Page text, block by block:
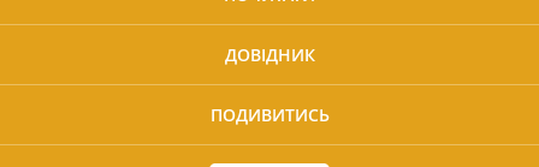
ДОВІДНИК
ПОДИВИТИСЬ